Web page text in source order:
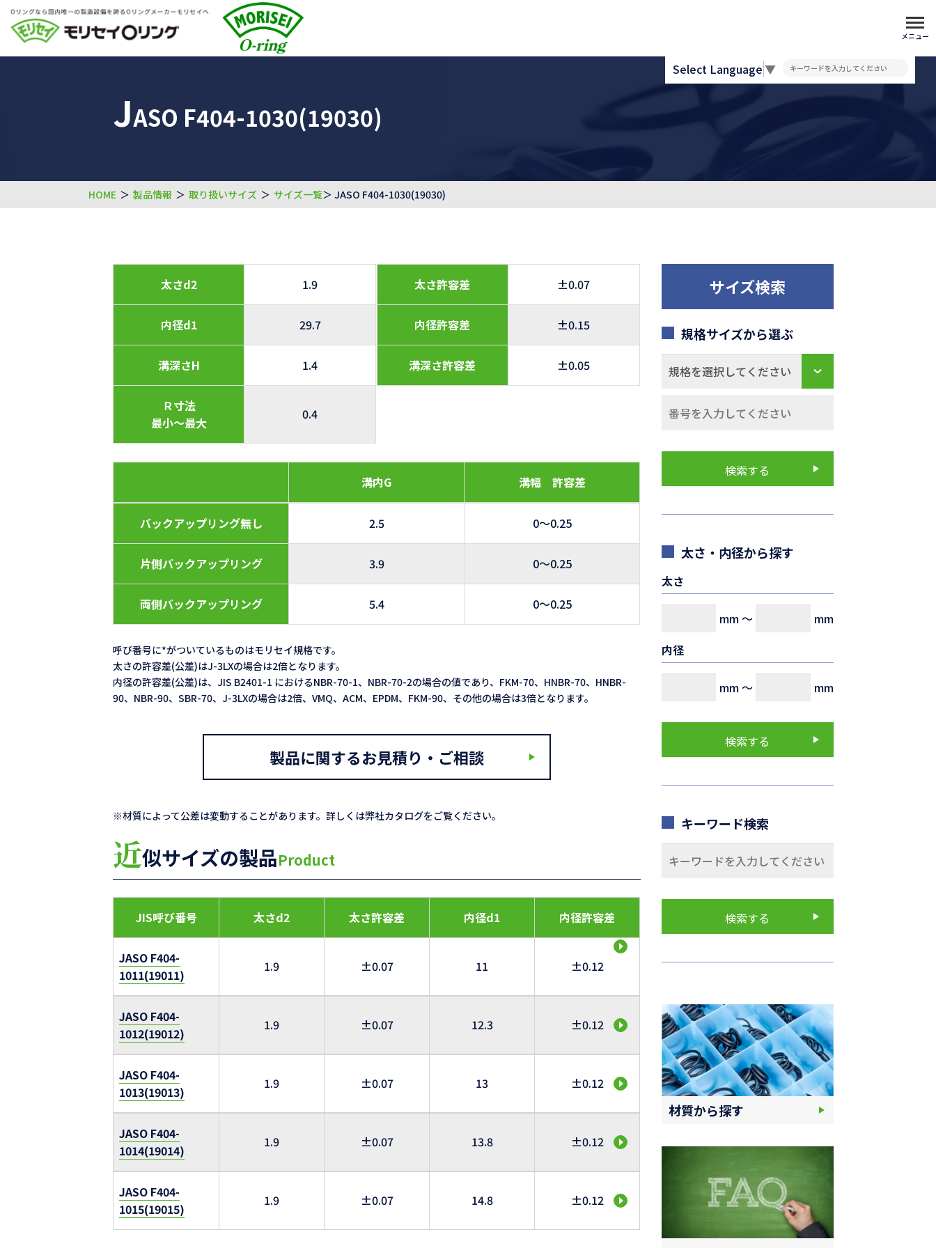
メニュー
JASO F404-1030(19030)
Select Language▼
HOME ＞ 製品情報 ＞ 取り扱いサイズ ＞ サイズ一覧＞ JASO F404-1030(19030)
太さd2 1.9
内径d1 29.7
溝深さH 1.4
Ｒ寸法
最小～最大
0.4
太さ許容差 ±0.07
内径許容差 ±0.15
溝深さ許容差 ±0.05
溝内G 溝幅 許容差
バックアップリング無し 2.5 0～0.25
片側バックアップリング 3.9 0～0.25
両側バックアップリング 5.4 0～0.25
呼び番号に*がついているものはモリセイ規格です。
太さの許容差(公差)はJ-3LXの場合は2倍となります。
内径の許容差(公差)は、JIS B2401-1 におけるNBR-70-1、NBR-70-2の場合の値であり、FKM-70、HNBR-70、HNBR-
90、NBR-90、SBR-70、J-3LXの場合は2倍、VMQ、ACM、EPDM、FKM-90、その他の場合は3倍となります。
製品に関するお見積り・ご相談
※材質によって公差は変動することがあります。詳しくは弊社カタログをご覧ください。
近似サイズの製品Product
JIS呼び番号 太さd2 太さ許容差 内径d1 内径許容差
JASO F404-
1011(19011)
1.9 ±0.07 11 ±0.12
JASO F404-
1012(19012)
1.9 ±0.07 12.3 ±0.12
JASO F404-
1013(19013)
1.9 ±0.07 13 ±0.12
JASO F404-
1014(19014)
1.9 ±0.07 13.8 ±0.12
JASO F404-
1015(19015)
1.9 ±0.07 14.8 ±0.12
サイズ検索
規格サイズから選ぶ
太さ・内径から探す
太さ
mm～
mm
内径
mm～ mm
キーワード検索
材質から探す